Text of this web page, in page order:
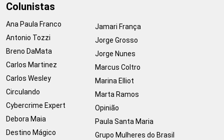
Colunistas
Ana Paula Franco
Antonio Tozzi
Breno DaMata
Carlos Martinez
Carlos Wesley
Circulando
Cybercrime Expert
Debora Maia
Destino Mágico
Jamari França
Jorge Grosso
Jorge Nunes
Marcus Coltro
Marina Elliot
Marta Ramos
Opinião
Paula Santa Maria
Grupo Mulheres do Brasil